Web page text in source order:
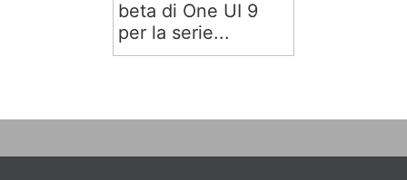
beta di One UI 9
per la serie...